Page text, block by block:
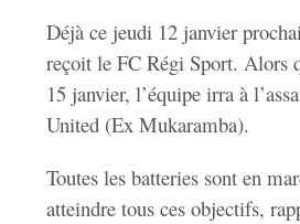
Déjà ce jeudi 12 janvier
reçoit le FC Régi Sport. Alors
15 janvier, l’équipe irra à
United (Ex Mukaramba).
Toutes les batteries sont en
atteindre tous ces objectifs,